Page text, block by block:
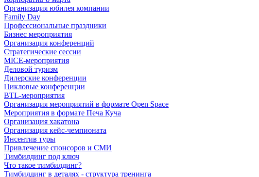
Организация юбилея компании
Family Day
Профессиональные праздники
Бизнес мероприятия
Организация конференций
Стратегические сессии
MICE-мероприятия
Деловой туризм
Дилерские конференции
Цикловые конференции
BTL-мероприятия
Организация мероприятий в формате Open Space
Мероприятия в формате Печа Куча
Организация хакатона
Организация кейс-чемпионата
Инсентив туры
Привлечение спонсоров и СМИ
Тимбилдинг под ключ
Что такое тимбилдинг?
Тимбилдинг в деталях - структура тренинга